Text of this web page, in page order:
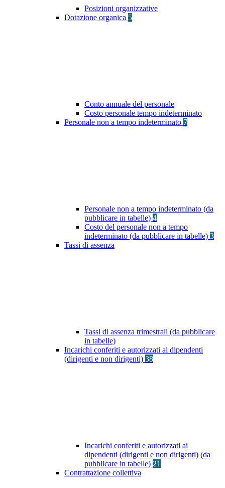
Posizioni organizzative
Dotazione organica 5
Conto annuale del personale
Costo personale tempo indeterminato
Personale non a tempo indeterminato 7
Personale non a tempo indeterminato (da
pubblicare in tabelle) 4
Costo del personale non a tempo
indeterminato (da pubblicare in tabelle) 3
Tassi di assenza
Tassi di assenza trimestrali (da pubblicare
in tabelle)
Incarichi conferiti e autorizzati ai dipendenti
(dirigenti e non dirigenti) 38
Incarichi conferiti e autorizzati ai
dipendenti (dirigenti e non dirigenti) (da
pubblicare in tabelle) 21
Contrattazione collettiva